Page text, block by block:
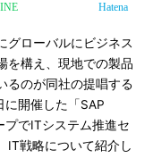
Hatena
ローバルにビジネス
を構え、現地での製品
るのが同社の提唱する
に開催した「SAP
プでITシステム推進セ
IT戦略について紹介し